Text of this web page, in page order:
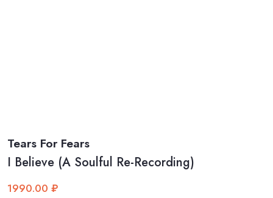
Tears For Fears
I Believe (A Soulful Re-Recording)
1990.00 ₽